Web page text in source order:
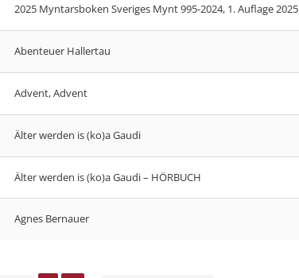
2025 Myntarsboken Sveriges Mynt 995-2024, 1. Auflage 2025
Abenteuer Hallertau
Advent, Advent
Älter werden is (ko)a Gaudi
Älter werden is (ko)a Gaudi – HÖRBUCH
Agnes Bernauer